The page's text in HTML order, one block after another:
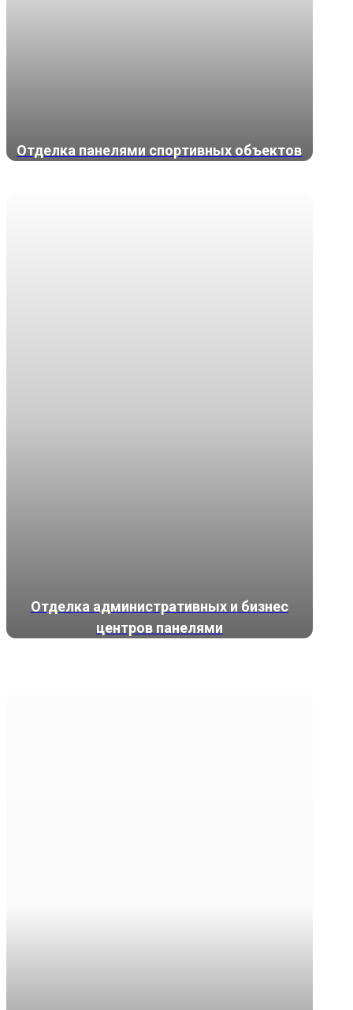
Отделка панелями спортивных объектов
Отделка административных и бизнес
центров панелями